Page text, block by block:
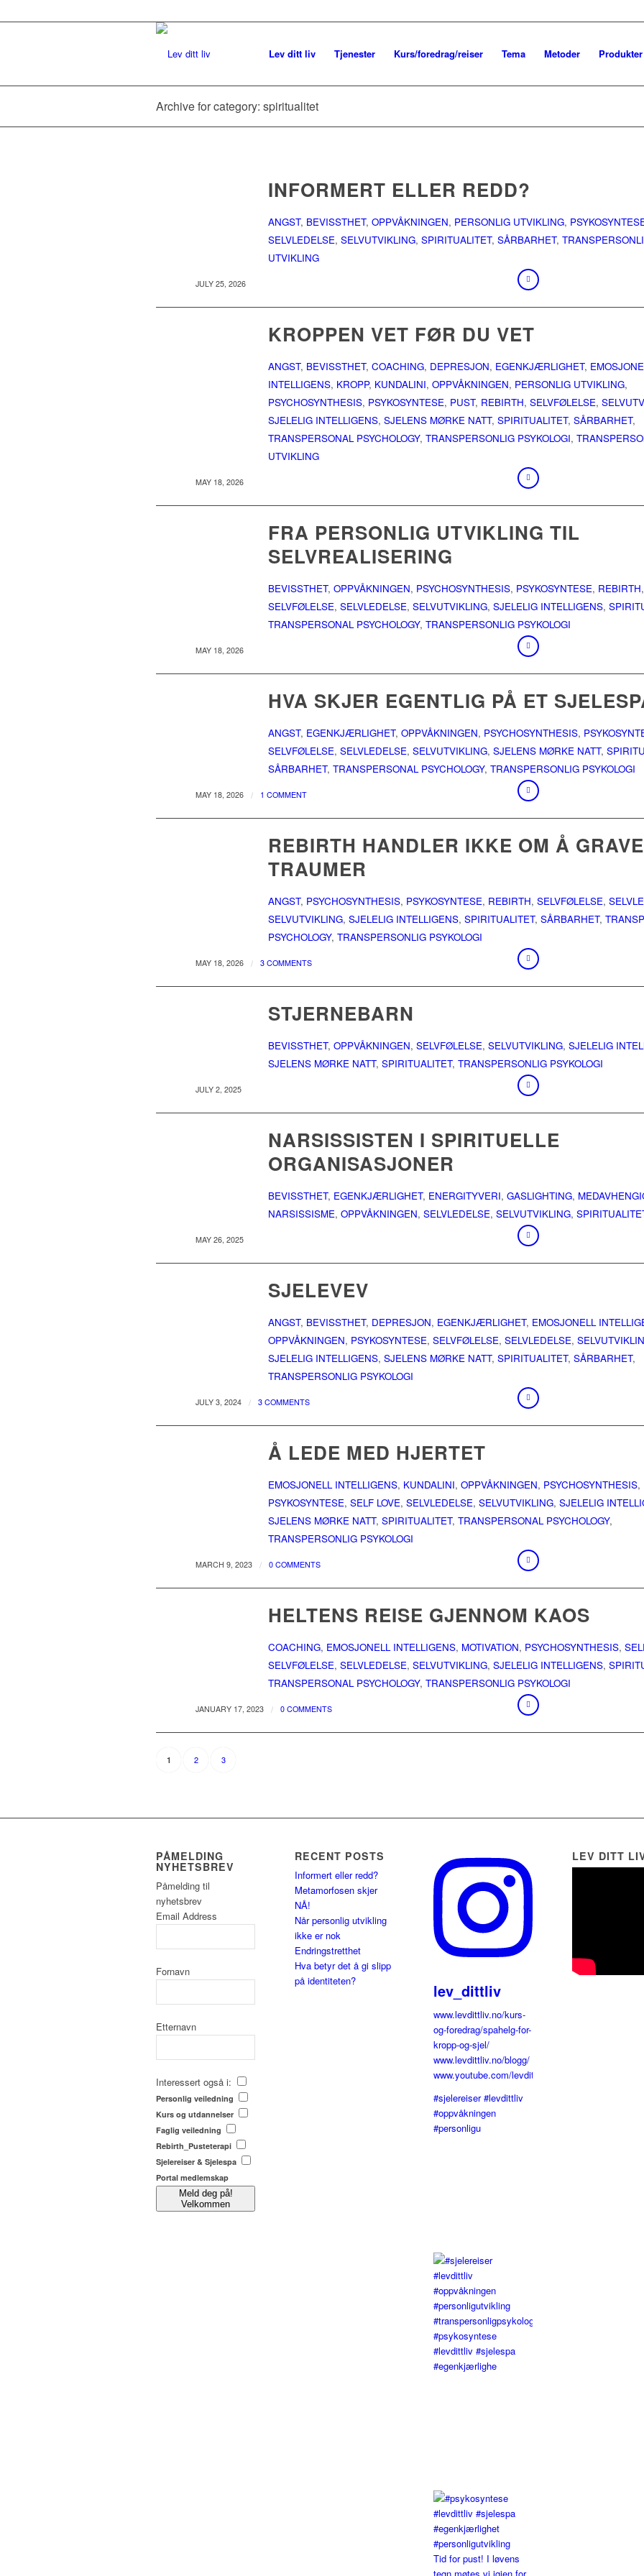
Lev ditt liv Tjenester Kurs/foredrag/reiser Tema Metoder Produkter
Archive for category: spiritualitet
INFORMERT ELLER REDD?
ANGST, BEVISSTHET, OPPVÅKNINGEN, PERSONLIG UTVIKLING,
SELVLEDELSE, SELVUTVIKLING, SPIRITUALITET, SÅRBARHET,
UTVIKLING
JULY 25, 2026
KROPPEN VET FØR DU VET
ANGST, BEVISSTHET, COACHING, DEPRESJON, EGENKJÆRLIGHET,
INTELLIGENS, KROPP, KUNDALINI, OPPVÅKNINGEN, PERSONLIG UTVIKLING,
PSYCHOSYNTHESIS, PSYKOSYNTESE, PUST, REBIRTH, SELVFØLELSE,
SJELELIG INTELLIGENS, SJELENS MØRKE NATT, SPIRITUALITET, SÅRBARHET,
TRANSPERSONAL PSYCHOLOGY, TRANSPERSONLIG PSYKOLOGI,
UTVIKLING
MAY 18, 2026
FRA PERSONLIG UTVIKLING TIL
SELVREALISERING
BEVISSTHET, OPPVÅKNINGEN, PSYCHOSYNTHESIS, PSYKOSYNTESE, REBIRTH,
SELVFØLELSE, SELVLEDELSE, SELVUTVIKLING, SJELELIG INTELLIGENS,
TRANSPERSONAL PSYCHOLOGY, TRANSPERSONLIG PSYKOLOGI
MAY 18, 2026
HVA SKJER EGENTLIG PÅ ET
ANGST, EGENKJÆRLIGHET, OPPVÅKNINGEN, PSYCHOSYNTHESIS,
SELVFØLELSE, SELVLEDELSE, SELVUTVIKLING, SJELENS MØRKE NATT,
SÅRBARHET, TRANSPERSONAL PSYCHOLOGY, TRANSPERSONLIG PSYKOLOGI
MAY 18, 2026 / 1 COMMENT
REBIRTH HANDLER IKKE OM Å
TRAUMER
ANGST, PSYCHOSYNTHESIS, PSYKOSYNTESE, REBIRTH, SELVFØLELSE,
SELVUTVIKLING, SJELELIG INTELLIGENS, SPIRITUALITET, SÅRBARHET,
PSYCHOLOGY, TRANSPERSONLIG PSYKOLOGI
MAY 18, 2026 / 3 COMMENTS
STJERNEBARN
BEVISSTHET, OPPVÅKNINGEN, SELVFØLELSE, SELVUTVIKLING, SJELELIG
SJELENS MØRKE NATT, SPIRITUALITET, TRANSPERSONLIG PSYKOLOGI
JULY 2, 2025
NARSISSISTEN I SPIRITUELLE
ORGANISASJONER
BEVISSTHET, EGENKJÆRLIGHET, ENERGITYVERI, GASLIGHTING,
NARSISSISME, OPPVÅKNINGEN, SELVLEDELSE, SELVUTVIKLING,
MAY 26, 2025
SJELEVEV
ANGST, BEVISSTHET, DEPRESJON, EGENKJÆRLIGHET, EMOSJONELL
OPPVÅKNINGEN, PSYKOSYNTESE, SELVFØLELSE, SELVLEDELSE,
SJELELIG INTELLIGENS, SJELENS MØRKE NATT, SPIRITUALITET, SÅRBARHET,
TRANSPERSONLIG PSYKOLOGI
JULY 3, 2024 / 3 COMMENTS
Å LEDE MED HJERTET
EMOSJONELL INTELLIGENS, KUNDALINI, OPPVÅKNINGEN, PSYCHOSYNTHESIS,
PSYKOSYNTESE, SELF LOVE, SELVLEDELSE, SELVUTVIKLING, SJELELIG
SJELENS MØRKE NATT, SPIRITUALITET, TRANSPERSONAL PSYCHOLOGY,
TRANSPERSONLIG PSYKOLOGI
MARCH 9, 2023 / 0 COMMENTS
HELTENS REISE GJENNOM KAOS
COACHING, EMOSJONELL INTELLIGENS, MOTIVATION, PSYCHOSYNTHESIS,
SELVFØLELSE, SELVLEDELSE, SELVUTVIKLING, SJELELIG INTELLIGENS,
TRANSPERSONAL PSYCHOLOGY, TRANSPERSONLIG PSYKOLOGI
JANUARY 17, 2023 / 0 COMMENTS
1 2 3
PÅMELDING
NYHETSBREV
Påmelding til
nyhetsbrev
Email Address
Fornavn
Etternavn
Interessert også i:
Personlig veiledning
Kurs og utdannelser
Faglig veiledning
Rebirth_Pusteterapi
Sjelereiser & Sjelespa
Portal medlemskap
Meld deg på!
Velkommen
RECENT POSTS
Informert eller redd?
Metamorfosen skjer
NÅ!
Når personlig utvikling
ikke er nok
Endringstretthet
Hva betyr det å gi slipp
på identiteten?
lev_dittliv
www.levdittliv.no/kurs-
og-foredrag/spahelg-for-
kropp-og-sjel/
www.levdittliv.no/blogg/
www.youtube.com/levdittliv
#sjelereiser #levdittliv
#oppvåkningen
#personligu
#psykosyntese
#levdittliv #sjelespa
#egenkjærlighe
Tid for pust! I løvens
LEV DITT